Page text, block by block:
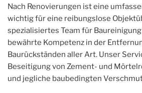
Nach Renovierungen ist eine
wichtig für eine reibungslose
spezialisiertes Team für
bewährte Kompetenz in der
Baurückständen aller Art. Unser
Beseitigung von Zement- und
und jegliche baubedingten